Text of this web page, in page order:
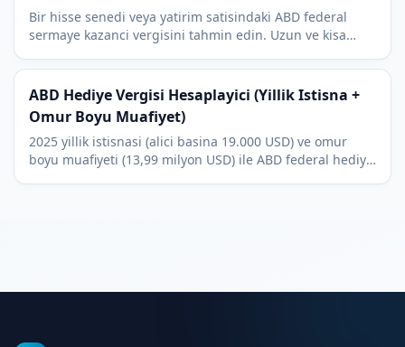
Bir hisse senedi veya yatirim satisindaki ABD federal
sermaye kazanci vergisini tahmin edin. Uzun ve kisa
ABD Hediye Vergisi Hesaplayici (Yillik Istisna +
Omur Boyu Muafiyet)
2025 yillik istisnasi (alici basina 19.000 USD) ve omur
boyu muafiyeti (13,99 milyon USD) ile ABD federal hediye